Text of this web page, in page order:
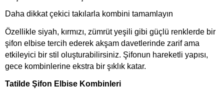
Daha dikkat çekici takılarla kombini tamamlayın
Özellikle siyah, kırmızı, zümrüt yeşili gibi güçlü renklerde bir
şifon elbise tercih ederek akşam davetlerinde zarif ama
etkileyici bir stil oluşturabilirsiniz. Şifonun hareketli yapısı,
gece kombinlerine ekstra bir şıklık katar.
Tatilde Şifon Elbise Kombinleri